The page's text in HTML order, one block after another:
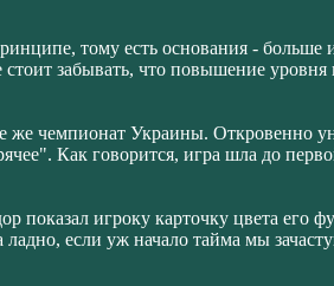
тому есть основания - больше
забывать, что повышение
же чемпионат Украины. Откровенно
Как говорится, игра шла до
показал игроку карточку цвета его
если уж начало тайма мы